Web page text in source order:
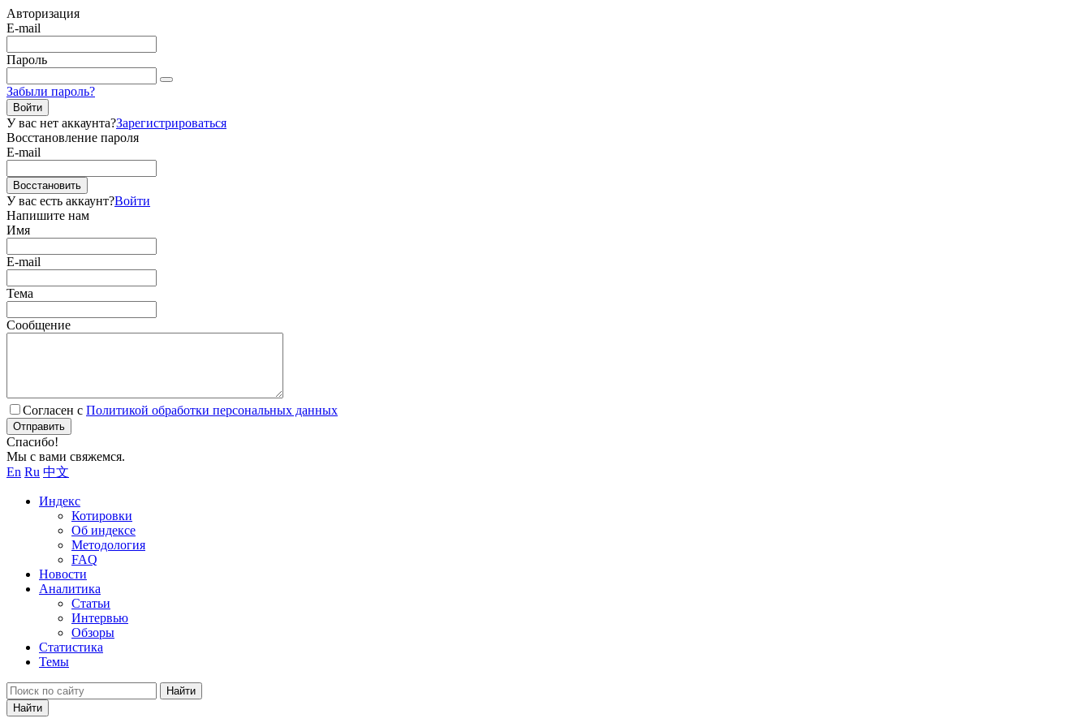
Авторизация
E-mail
Пароль
Забыли пароль?
Войти
У вас нет аккаунта?Зарегистрироваться
Восстановление пароля
E-mail
Восстановить
У вас есть аккаунт?Войти
Напишите нам
Имя
E-mail
Тема
Сообщение
Согласен с Политикой обработки персональных данных
Отправить
Спасибо!
Мы с вами свяжемся.
En Ru 中文
Индекс
Котировки
Об индексе
Методология
FAQ
Новости
Аналитика
Статьи
Интервью
Обзоры
Статистика
Темы
Найти
Найти